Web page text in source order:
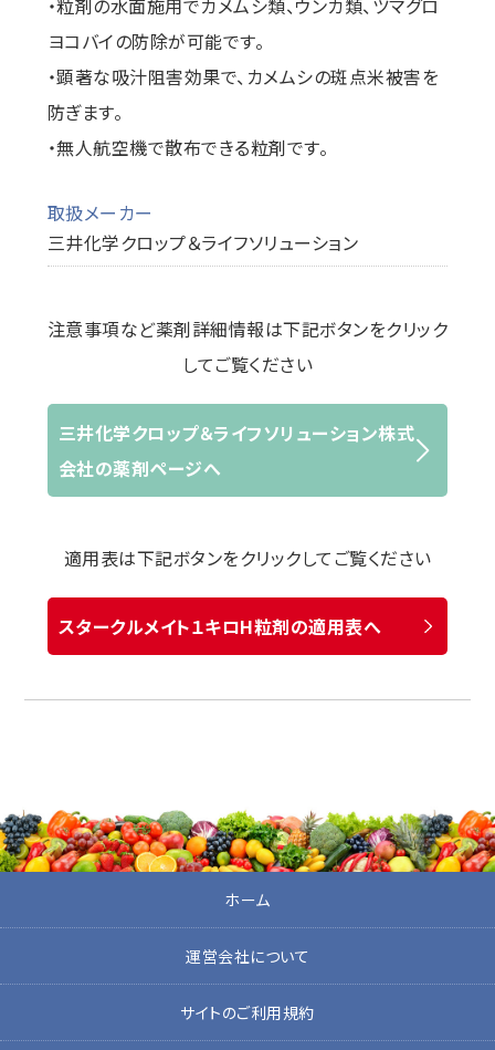
・粒剤の水面施用でカメムシ類、ウンカ類、ツマグロ
ヨコバイの防除が可能です。
・顕著な吸汁阻害効果で、カメムシの斑点米被害を
防ぎます。
・無人航空機で散布できる粒剤です。
取扱メーカー
三井化学クロップ＆ライフソリューション
注意事項など薬剤詳細情報は下記ボタンをクリック
してご覧ください
三井化学クロップ＆ライフソリューション株式
会社の薬剤ページへ
適用表は下記ボタンをクリックしてご覧ください
スタークルメイト１キロH粒剤の適用表へ
ホーム
運営会社について
サイトのご利用規約